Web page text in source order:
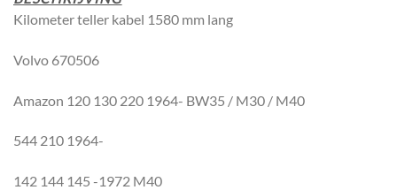
Kilometer teller kabel 1580 mm lang
Volvo 670506
Amazon 120 130 220 1964- BW35 / M30 / M40
544 210 1964-
142 144 145 -1972 M40